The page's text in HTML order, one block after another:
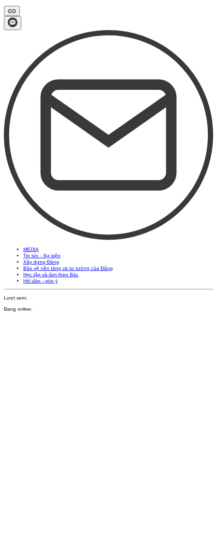
MEDIA
Tin tức - Sự kiện
Xây dựng Đảng
Bảo vệ nền tảng và tư tưởng của Đảng
Học tập và làm theo Bác
Hỏi đáp - góp ý
Lượt xem:
Đang online: